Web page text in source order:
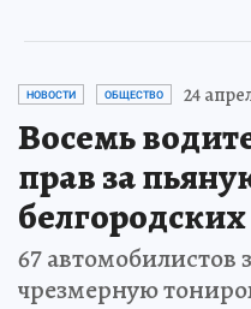
НОВОСТИ ОБЩЕСТВО 24
Восемь
прав за
67 автомобилистов
чрезмерную